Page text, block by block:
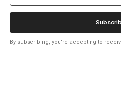
By subscribing, you're accepting to